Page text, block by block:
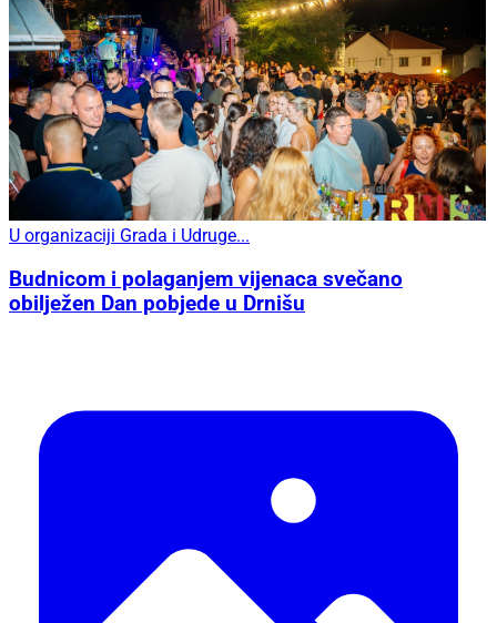
U organizaciji Grada i Udruge...
Budnicom i polaganjem vijenaca svečano
obilježen Dan pobjede u Drnišu